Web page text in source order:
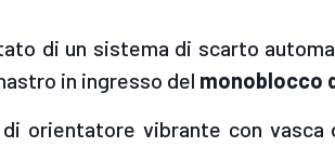
di un sistema di scarto
in ingresso del monoblocco
di orientatore vibrante con